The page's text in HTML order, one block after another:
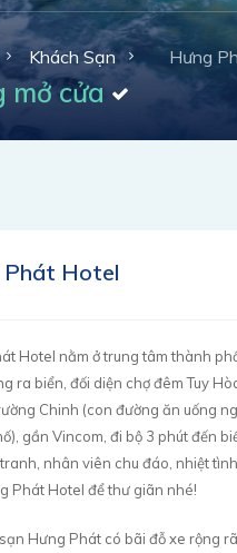
Khách Sạn Hưng
mở cửa
Phát Hotel
Hotel nằm ở trung tâm thành
ra biển, đối diện chợ đêm Tuy
Chinh (con đường ăn uống
gần Vincom, đi bộ 3 phút đến
nhân viên chu đáo, nhiệt
Phát Hotel để thư giãn nhé!
Hưng Phát có bãi đỗ xe rộng